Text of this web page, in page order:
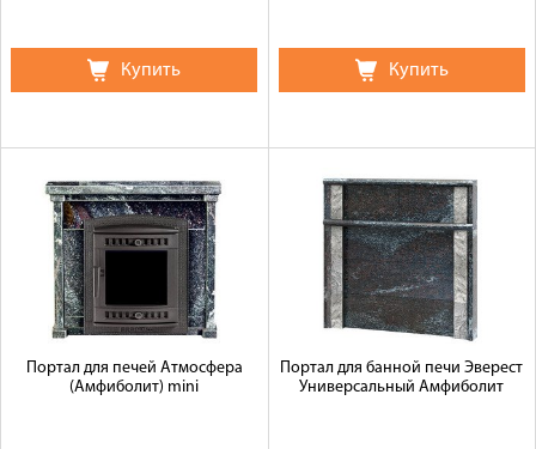
Купить Купить
Портал для печей Атмосфера
(Амфиболит) mini
Портал для банной печи Эверест
Универсальный Амфиболит